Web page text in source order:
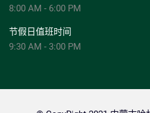
8:00 AM - 6:00 PM
节假日值班时间
9:30 AM - 3:00 PM